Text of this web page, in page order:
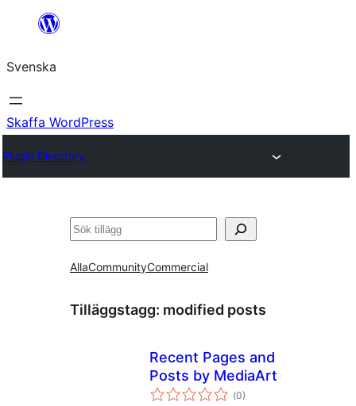
Hoppa
innehåll
Svenska
Skaffa WordPress
Plugin Directory
Sök
AllaCommunityCommercial
Tilläggstagg: modified posts
Recent Pages and
Posts by MediaArt
(Totalt
antal
0)